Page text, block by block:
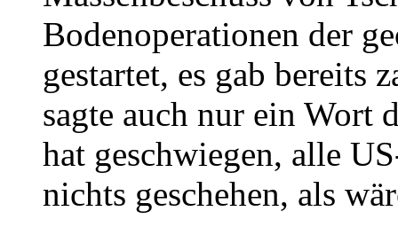
Bodenoperationen der
gestartet, es gab bereits
sagte auch nur ein Wort
hat geschwiegen, alle
nichts geschehen, als